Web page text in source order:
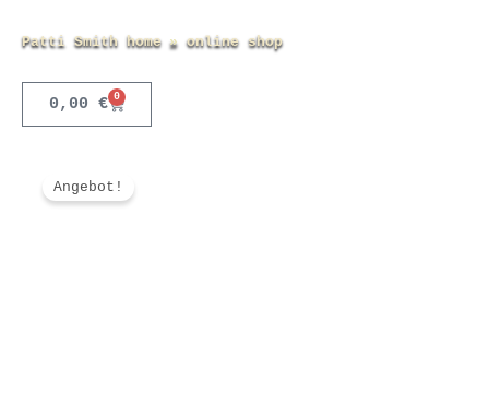
Patti Smith home online shop
0,00 € 0
Warenkorb
Angebot!